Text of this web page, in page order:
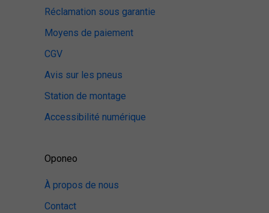
Réclamation sous garantie
Moyens de paiement
CGV
Avis sur les pneus
Station de montage
Accessibilité numérique
Oponeo
À propos de nous
Contact